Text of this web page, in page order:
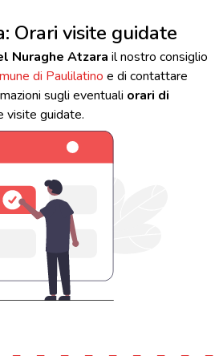
Orari visite guidate
Nuraghe Atzara il nostro consiglio
di Paulilatino e di contattare
sugli eventuali orari di
visite guidate.